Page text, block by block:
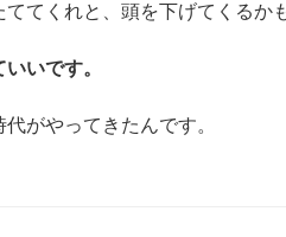
てくれと、頭を下げてくるか
いです。
がやってきたんです。